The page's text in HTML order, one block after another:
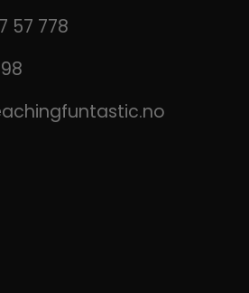
57 778